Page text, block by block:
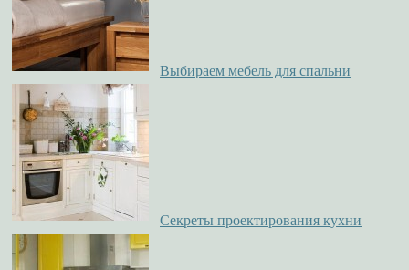
Выбираем мебель для спальни
Секреты проектирования кухни